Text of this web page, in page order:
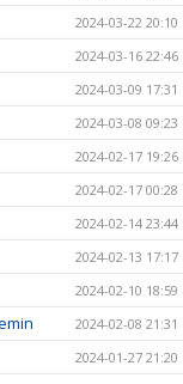
2024-03-22 20:10
2024-03-16 22:46
2024-03-09 17:31
2024-03-08 09:23
2024-02-17 19:26
2024-02-17 00:28
2024-02-14 23:44
2024-02-13 17:17
2024-02-10 18:59
2024-02-08 21:31
2024-01-27 21:20